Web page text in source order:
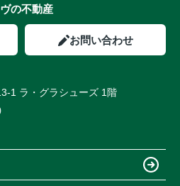
の不動産
お問い合わせ
1 ラ・グラシューズ 1階